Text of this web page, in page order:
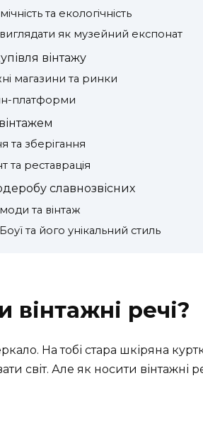
та екологічність
як музейний експонат
вінтажу
магазини та ринки
платформи
та зберігання
та реставрація
славнозвісних
та вінтаж
та його унікальний стиль
вінтажні речі?
На тобі стара шкіряна
світ. Але як носити вінтажні